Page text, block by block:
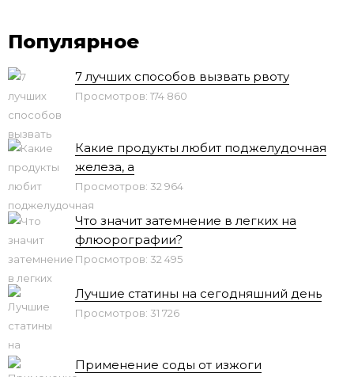
Популярное
7 лучших способов вызвать рвоту
Просмотров: 174 860
Какие продукты любит поджелудочная
железа, а
Просмотров: 32 964
Что значит затемнение в легких на
флюорографии?
Просмотров: 32 495
Лучшие статины на сегодняшний день
Просмотров: 31 726
Применение соды от изжоги